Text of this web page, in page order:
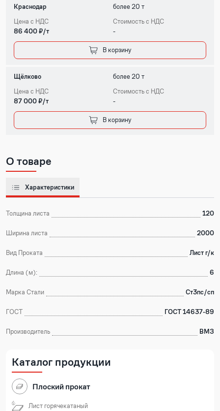
Краснодар
более 20 т
Цена с НДС
86 400 ₽/т
Стоимость с НДС
-
В корзину
Щёлково
более 20 т
Цена с НДС
87 000 ₽/т
Стоимость с НДС
-
В корзину
О товаре
Характеристики
Толщина листа 120
Ширина листа 2000
Вид Проката Лист г/к
Длина (м): 6
Марка Стали Ст3пс/сп
ГОСТ ГОСТ 14637-89
Производитель ВМЗ
Каталог продукции
Плоский прокат
Лист горячекатаный